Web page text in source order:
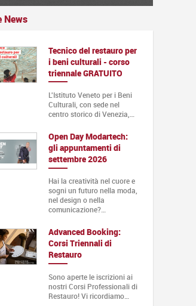
News
Tecnico del restauro per
i beni culturali - corso
triennale GRATUITO
L'Istituto Veneto per i Beni
Culturali, con sede nel
centro storico di Venezia,…
Open Day Modartech:
gli appuntamenti di
settembre 2026
Hai la creatività nel cuore e
sogni un futuro nella moda,
nel design o nella
comunicazione?…
Advanced Booking:
Corsi Triennali di
Restauro
Sono aperte le iscrizioni ai
nostri Corsi Professionali di
Restauro! Vi ricordiamo…